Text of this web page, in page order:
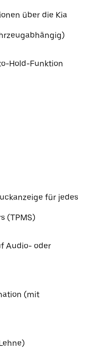
über die Kia
Hold-Funktion
für jedes
(TPMS)
Audio- oder
(mit